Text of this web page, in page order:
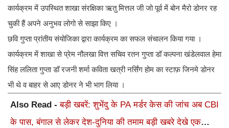
कार्यक्रम में उपस्थित शाखा संरक्षिका ऋतु मित्तल जी जो पूर्व में बोन मैरो डोनर रह
चुकी हैं अपने अनुभव लोगो से साझा किए ।
छवि गुप्ता प्रांतीय संयोजिका द्वारा कार्यक्रम का सफल संचालन किया गया ।
कार्यक्रम में शाखा से प्रेम नौलखा वित्त सचिव रतन गुप्ता डॉ कल्पना खंडेलवाल हेमा
सिंह ललिता गुप्ता डॉ रजनी शर्मा कविता खत्री नर्सिंग होम का स्टाफ़ जिनमे डोनर
भी थे व बाहर से आए डोनर ने भी भाग लिया ।
Also Read -बड़ी खबरें: शुभेंदु के PA मर्डर केस की जांच अब CBI
के पास, बंगाल से लेकर देश-दुनिया की तमाम बड़ी खबरे देखे एक